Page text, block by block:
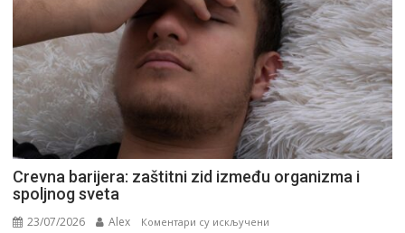
Crevna barijera: zaštitni zid između organizma i
spoljnog sveta
23/07/2026 Alex Коментари су искључени